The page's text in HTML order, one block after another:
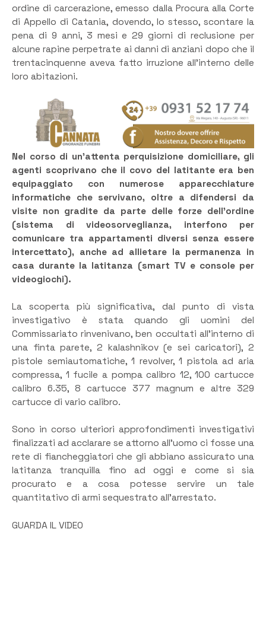
ordine di carcerazione, emesso dalla Procura alla Corte
di Appello di Catania, dovendo, lo stesso, scontare la
pena di 9 anni, 3 mesi e 29 giorni di reclusione per
alcune rapine perpetrate ai danni di anziani dopo che il
trentacinquenne aveva fatto irruzione all’interno delle
loro abitazioni.
Nel corso di un’attenta perquisizione domiciliare, gli
agenti scoprivano che il covo del latitante era ben
equipaggiato con numerose apparecchiature
informatiche che servivano, oltre a difendersi da
visite non gradite da parte delle forze dell’ordine
(sistema di videosorveglianza, interfono per
comunicare tra appartamenti diversi senza essere
intercettato), anche ad allietare la permanenza in
casa durante la latitanza (smart TV e console per
videogiochi).
La scoperta più significativa, dal punto di vista
investigativo è stata quando gli uomini del
Commissariato rinvenivano, ben occultati all’interno di
una finta parete, 2 kalashnikov (e sei caricatori), 2
pistole semiautomatiche, 1 revolver, 1 pistola ad aria
compressa, 1 fucile a pompa calibro 12, 100 cartucce
calibro 6.35, 8 cartucce 377 magnum e altre 329
cartucce di vario calibro.
Sono in corso ulteriori approfondimenti investigativi
finalizzati ad acclarare se attorno all’uomo ci fosse una
rete di fiancheggiatori che gli abbiano assicurato una
latitanza tranquilla fino ad oggi e come si sia
procurato e a cosa potesse servire un tale
quantitativo di armi sequestrato all’arrestato.
GUARDA IL VIDEO